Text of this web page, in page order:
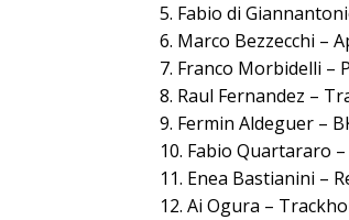
5. Fabio di
6. Marco Bezzecchi –
7. Franco Morbidelli –
8. Raul Fernandez –
9. Fermin Aldeguer –
10. Fabio Quartararo
11. Enea Bastianini –
12. Ai Ogura –